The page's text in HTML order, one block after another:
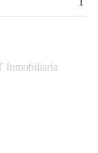
Inmobiliaria